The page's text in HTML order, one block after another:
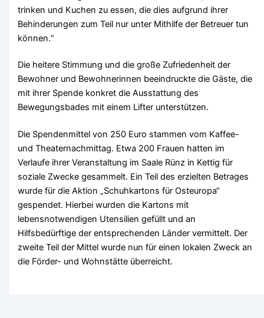
trinken und Kuchen zu essen, die dies aufgrund ihrer
Behinderungen zum Teil nur unter Mithilfe der Betreuer tun
können.“
Die heitere Stimmung und die große Zufriedenheit der
Bewohner und Bewohnerinnen beeindruckte die Gäste, die
mit ihrer Spende konkret die Ausstattung des
Bewegungsbades mit einem Lifter unterstützen.
Die Spendenmittel von 250 Euro stammen vom Kaffee-
und Theaternachmittag. Etwa 200 Frauen hatten im
Verlaufe ihrer Veranstaltung im Saale Rünz in Kettig für
soziale Zwecke gesammelt. Ein Teil des erzielten Betrages
wurde für die Aktion „Schuhkartons für Osteuropa“
gespendet. Hierbei wurden die Kartons mit
lebensnotwendigen Utensilien gefüllt und an
Hilfsbedürftige der entsprechenden Länder vermittelt. Der
zweite Teil der Mittel wurde nun für einen lokalen Zweck an
die Förder- und Wohnstätte überreicht.